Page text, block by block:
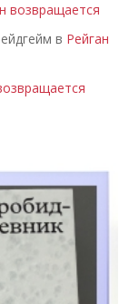
возвращается
в Рейган